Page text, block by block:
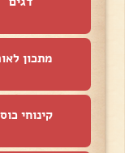
מתכון
קינוחי